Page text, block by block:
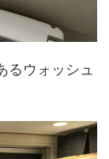
るウォッシュ